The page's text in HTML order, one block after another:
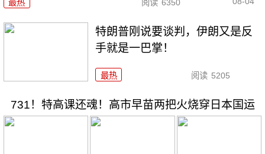
最热 阅读 6350
特朗普刚说要谈判，伊朗又是反
手就是一巴掌！
最热 阅读 5205
731！特高课还魂！高市早苗两把火烧穿日本国运